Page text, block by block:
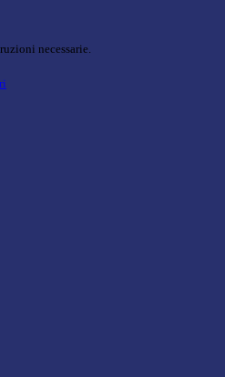
necessarie.